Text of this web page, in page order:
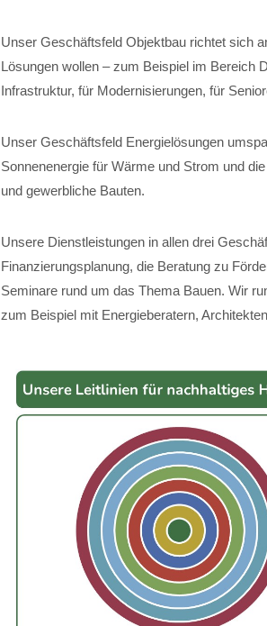
Unser Geschäftsfeld Objektbau richtet sich
Lösungen wollen – zum Beispiel im Bereich
Infrastruktur, für Modernisierungen, für
Unser Geschäftsfeld Energielösungen
Sonnenenergie für Wärme und Strom und
und gewerbliche Bauten.
Unsere Dienstleistungen in allen drei
Finanzierungsplanung, die Beratung zu
Seminare rund um das Thema Bauen. Wir
zum Beispiel mit Energieberatern,